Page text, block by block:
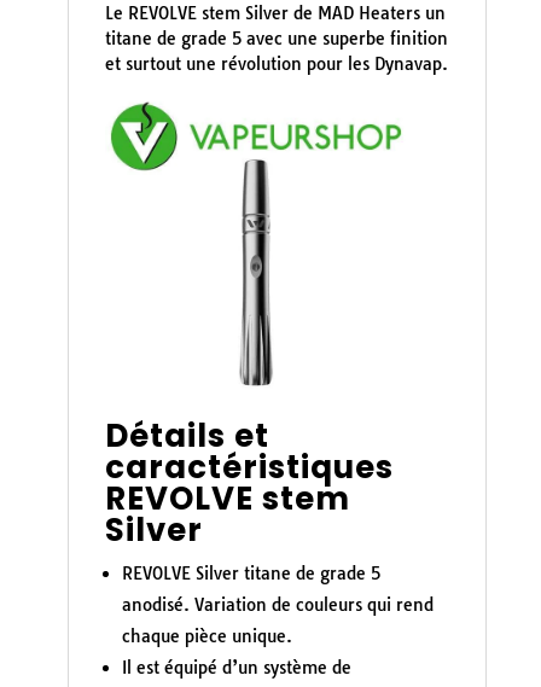
Le REVOLVE stem Silver de MAD Heaters un
titane de grade 5 avec une superbe finition
et surtout une révolution pour les Dynavap.
Détails et
caractéristiques
REVOLVE stem
Silver
REVOLVE Silver titane de grade 5
anodisé. Variation de couleurs qui rend
chaque pièce unique.
Il est équipé d’un système de